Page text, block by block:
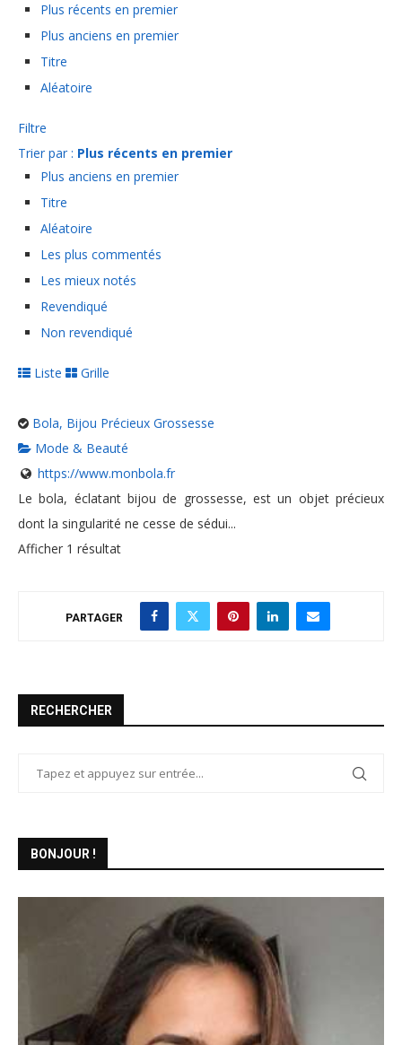
Plus récents en premier
Plus anciens en premier
Titre
Aléatoire
Filtre
Trier par : Plus récents en premier
Plus anciens en premier
Titre
Aléatoire
Les plus commentés
Les mieux notés
Revendiqué
Non revendiqué
Liste Grille
Bola, Bijou Précieux Grossesse
Mode & Beauté
https://www.monbola.fr
Le bola, éclatant bijou de grossesse, est un objet précieux
dont la singularité ne cesse de sédui...
Afficher 1 résultat
PARTAGER
RECHERCHER
BONJOUR !